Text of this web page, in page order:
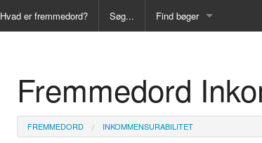
Hvad er fremmedord? Søg... Find bøger
Ordbog over det danske
Fremmedord
FREMMEDORD INKOMMENSURABILITET